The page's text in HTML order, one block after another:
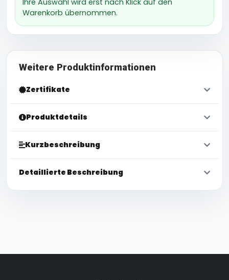
Ihre Auswahl wird erst nach Klick auf den
Warenkorb übernommen.
Weitere Produktinformationen
Zertifikate
Produktdetails
Kurzbeschreibung
Detaillierte Beschreibung